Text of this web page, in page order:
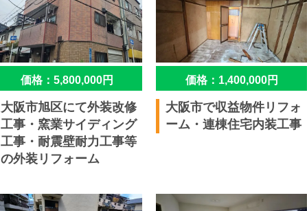
価格：5,800,000円
大阪市旭区にて外装改修
工事・窯業サイディング
工事・耐震壁耐力工事等
の外装リフォーム
価格：1,400,000円
大阪市で収益物件リフォ
ーム・連棟住宅内装工事